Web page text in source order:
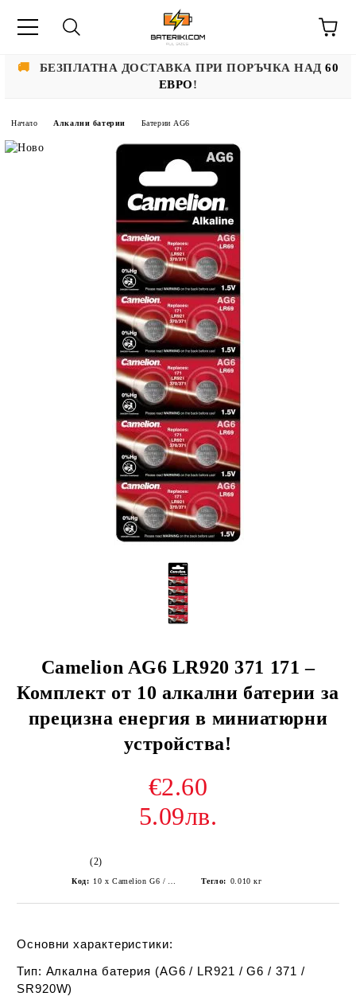
🚚 БЕЗПЛАТНА ДОСТАВКА ПРИ ПОРЪЧКА НАД60
ЕВРО!
Начало Алкални батерии Батерии AG6
Camelion AG6 LR920 371 171 –
Комплект от 10 алкални батерии за
прецизна енергия в миниатюрни
устройства!
€2.60
5.09лв.
(2)
Код: Тегло: 0.010 кг
Основни характеристики:
Тип: Алкална батерия (AG6 / LR921 / G6 / 371 /
SR920W)